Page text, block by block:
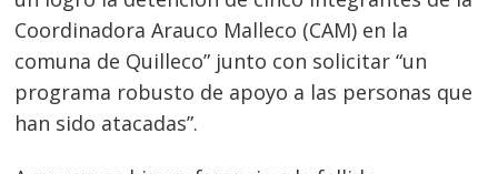
Coordinadora Arauco Malleco (CAM) en la
comuna de Quilleco” junto con solicitar “un
programa robusto de apoyo a las personas que
han sido atacadas”.